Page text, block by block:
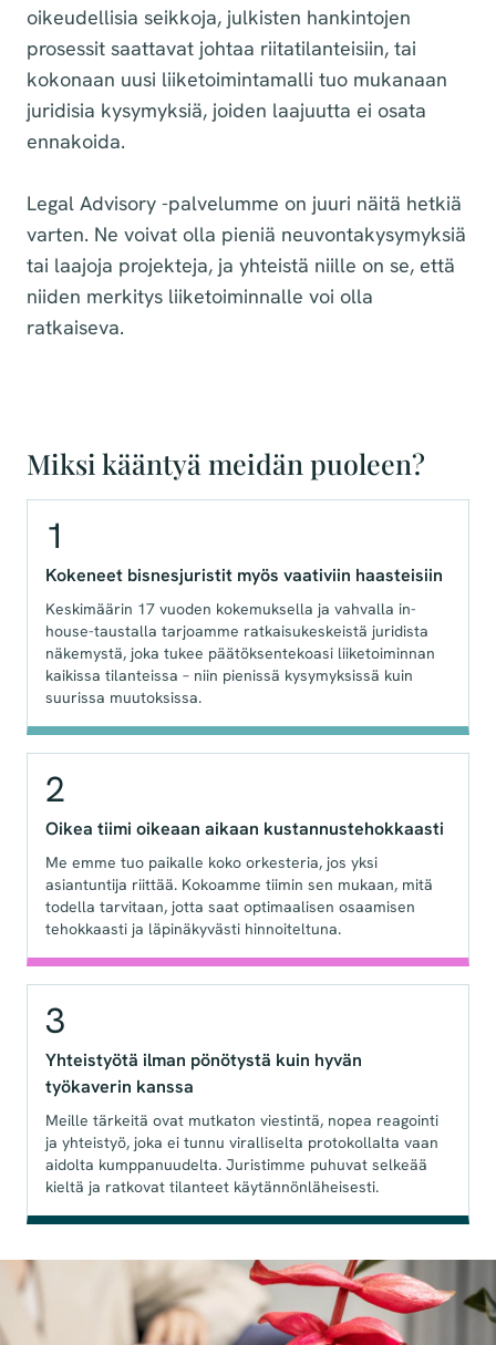
oikeudellisia seikkoja, julkisten hankintojen
prosessit saattavat johtaa riitatilanteisiin, tai
kokonaan uusi liiketoimintamalli tuo mukanaan
juridisia kysymyksiä, joiden laajuutta ei osata
ennakoida.
Legal Advisory -palvelumme on juuri näitä hetkiä
varten. Ne voivat olla pieniä neuvontakysymyksiä
tai laajoja projekteja, ja yhteistä niille on se, että
niiden merkitys liiketoiminnalle voi olla
ratkaiseva.
Miksi kääntyä meidän puoleen?
1
Kokeneet bisnesjuristit myös vaativiin haasteisiin
Keskimäärin 17 vuoden kokemuksella ja vahvalla in-
house-taustalla tarjoamme ratkaisukeskeistä juridista
näkemystä, joka tukee päätöksentekoasi liiketoiminnan
kaikissa tilanteissa – niin pienissä kysymyksissä kuin
suurissa muutoksissa.
2
Oikea tiimi oikeaan aikaan kustannustehokkaasti
Me emme tuo paikalle koko orkesteria, jos yksi
asiantuntija riittää. Kokoamme tiimin sen mukaan, mitä
todella tarvitaan, jotta saat optimaalisen osaamisen
tehokkaasti ja läpinäkyvästi hinnoiteltuna.
3
Yhteistyötä ilman pönötystä kuin hyvän
työkaverin kanssa
Meille tärkeitä ovat mutkaton viestintä, nopea reagointi
ja yhteistyö, joka ei tunnu viralliselta protokollalta vaan
aidolta kumppanuudelta. Juristimme puhuvat selkeää
kieltä ja ratkovat tilanteet käytännönläheisesti.